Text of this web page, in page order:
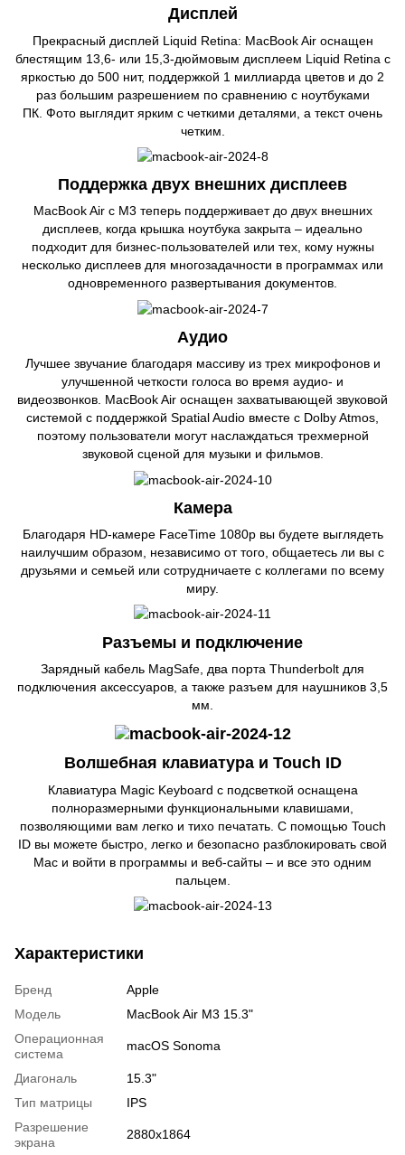
Дисплей
Прекрасный дисплей Liquid Retina: MacBook Air оснащен
блестящим 13,6- или 15,3-дюймовым дисплеем Liquid Retina с
яркостью до 500 нит, поддержкой 1 миллиарда цветов и до 2
раз большим разрешением по сравнению с ноутбуками
ПК. Фото выглядит ярким с четкими деталями, а текст очень
четким.
Поддержка двух внешних дисплеев
MacBook Air с M3 теперь поддерживает до двух внешних
дисплеев, когда крышка ноутбука закрыта – идеально
подходит для бизнес-пользователей или тех, кому нужны
несколько дисплеев для многозадачности в программах или
одновременного развертывания документов.
Аудио
Лучшее звучание благодаря массиву из трех микрофонов и
улучшенной четкости голоса во время аудио- и
видеозвонков. MacBook Air оснащен захватывающей звуковой
системой с поддержкой Spatial Audio вместе с Dolby Atmos,
поэтому пользователи могут наслаждаться трехмерной
звуковой сценой для музыки и фильмов.
Камера
Благодаря HD-камере FaceTime 1080p вы будете выглядеть
наилучшим образом, независимо от того, общаетесь ли вы с
друзьями и семьей или сотрудничаете с коллегами по всему
миру.
Разъемы и подключение
Зарядный кабель MagSafe, два порта Thunderbolt для
подключения аксессуаров, а также разъем для наушников 3,5
мм.
Волшебная клавиатура и Touch ID
Клавиатура Magic Keyboard с подсветкой оснащена
полноразмерными функциональными клавишами,
позволяющими вам легко и тихо печатать. С помощью Touch
ID вы можете быстро, легко и безопасно разблокировать свой
Mac и войти в программы и веб-сайты – и все это одним
пальцем.
Характеристики
Бренд
Apple
Модель
MacBook Air M3 15.3"
Операционная
система
macOS Sonoma
Диагональ
15.3"
Тип матрицы
IPS
Разрешение
экрана
2880x1864